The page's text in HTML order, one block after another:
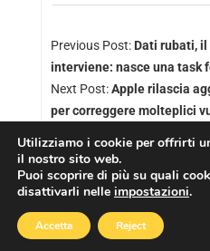
Previous Post: Dati rubati,
interviene: nasce una
Next Post:Apple rilascia
per correggere molteplici
Copyright © 2026
Utilizziamo i cookie per offrirti
il nostro sito web.
Puoi scoprire di più su quali
disattivarli nelle impostazioni.
Accetta Reject